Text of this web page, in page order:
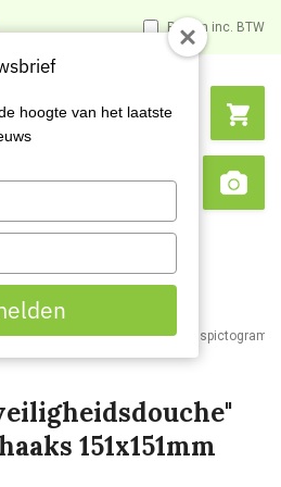
Prijzen inc. BTW
Search
Signalisatie
151x151mm
hoogte van het laatste